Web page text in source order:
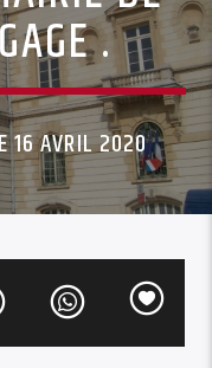
.
16 AVRIL 2020